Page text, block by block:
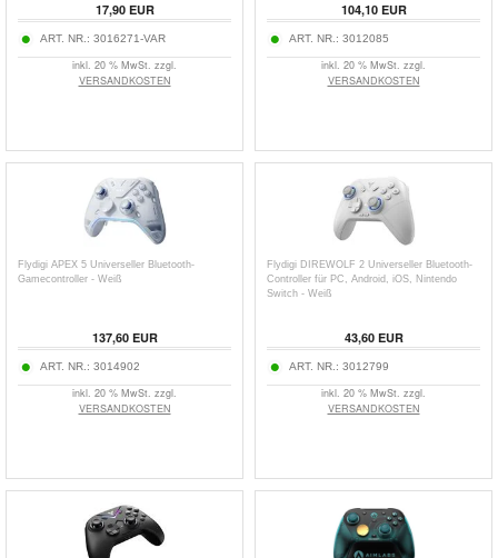
17,90EUR
ART. NR.: 3016271-VAR
inkl. 20 % MwSt. zzgl.
VERSANDKOSTEN
104,10EUR
ART. NR.: 3012085
inkl. 20 % MwSt. zzgl.
VERSANDKOSTEN
Flydigi APEX 5 Universeller Bluetooth-
Gamecontroller - Weiß
137,60EUR
ART. NR.: 3014902
inkl. 20 % MwSt. zzgl.
VERSANDKOSTEN
Flydigi DIREWOLF 2 Universeller Bluetooth-
Controller für PC, Android, iOS, Nintendo
Switch - Weiß
43,60EUR
ART. NR.: 3012799
inkl. 20 % MwSt. zzgl.
VERSANDKOSTEN